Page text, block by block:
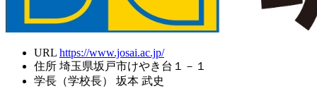
URL https://www.josai.ac.jp/
住所 埼玉県坂戸市けやき台１－１
学長（学校長）
坂本 武史